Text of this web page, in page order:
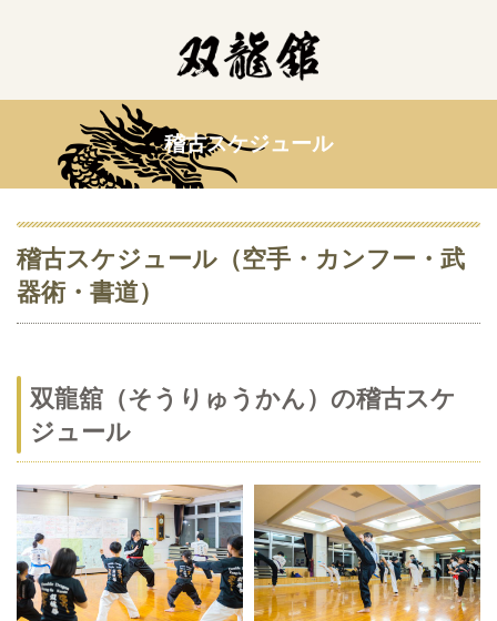
稽古スケジュール
稽古スケジュール（空手・カンフー・武
器術・書道）
双龍舘（そうりゅうかん）の稽古スケ
ジュール